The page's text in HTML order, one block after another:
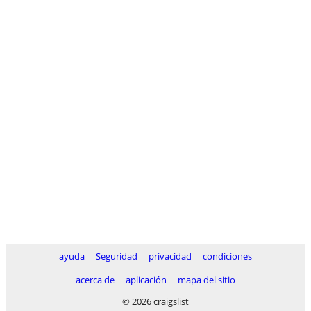
ayuda Seguridad privacidad
condiciones
acerca de
aplicación
mapa del sitio
© 2026 craigslist